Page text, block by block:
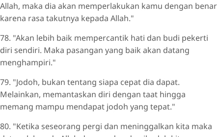
Allah, maka dia akan memperlakukan kamu dengan benar
karena rasa takutnya kepada Allah."
78. "Akan lebih baik mempercantik hati dan budi pekerti
diri sendiri. Maka pasangan yang baik akan datang
menghampiri."
79. "Jodoh, bukan tentang siapa cepat dia dapat.
Melainkan, memantaskan diri dengan taat hingga
memang mampu mendapat jodoh yang tepat."
80. "Ketika seseorang pergi dan meninggalkan kita maka